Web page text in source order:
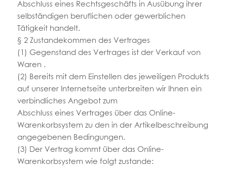
Abschluss eines Rechtsgeschäfts in Ausübung ihrer
selbständigen beruflichen oder gewerblichen
Tätigkeit handelt.
§ 2 Zustandekommen des Vertrages
(1) Gegenstand des Vertrages ist der Verkauf von
Waren .
(2) Bereits mit dem Einstellen des jeweiligen Produkts
auf unserer Internetseite unterbreiten wir Ihnen ein
verbindliches Angebot zum
Abschluss eines Vertrages über das Online-
Warenkorbsystem zu den in der Artikelbeschreibung
angegebenen Bedingungen.
(3) Der Vertrag kommt über das Online-
Warenkorbsystem wie folgt zustande: